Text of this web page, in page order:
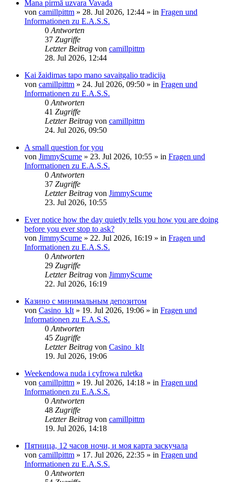
Mana pirmā uzvara Vavada
von camillpittm » 28. Jul 2026, 12:44 » in Fragen und
Informationen zu E.A.S.S.
0Antworten
37 Zugriffe
Letzter Beitrag von camillpittm
28. Jul 2026, 12:44
Kai žaidimas tapo mano savaitgalio tradicija
von camillpittm » 24. Jul 2026, 09:50 » in Fragen und
Informationen zu E.A.S.S.
0Antworten
41 Zugriffe
Letzter Beitrag von camillpittm
24. Jul 2026, 09:50
A small question for you
von JimmyScume » 23. Jul 2026, 10:55 » in Fragen und
Informationen zu E.A.S.S.
0Antworten
37 Zugriffe
Letzter Beitrag von JimmyScume
23. Jul 2026, 10:55
Ever notice how the day quietly tells you how you are doing
before you ever stop to ask?
von JimmyScume » 22. Jul 2026, 16:19 » in Fragen und
Informationen zu E.A.S.S.
0Antworten
29 Zugriffe
Letzter Beitrag von JimmyScume
22. Jul 2026, 16:19
Казино с минимальным депозитом
von Casino_kIt» 19. Jul 2026, 19:06 » in Fragen und
Informationen zu E.A.S.S.
0Antworten
45 Zugriffe
Letzter Beitrag von Casino_kIt
19. Jul 2026, 19:06
Weekendowa nuda i cyfrowa ruletka
von camillpittm » 19. Jul 2026, 14:18 » in Fragen und
Informationen zu E.A.S.S.
0Antworten
48 Zugriffe
Letzter Beitrag von camillpittm
19. Jul 2026, 14:18
Пятница, 12 часов ночи, и моя карта заскучала
von camillpittm » 17. Jul 2026, 22:35 » in Fragen und
Informationen zu E.A.S.S.
0Antworten